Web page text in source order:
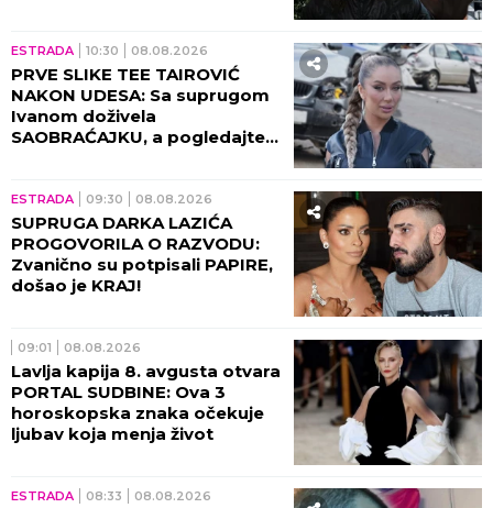
ESTRADA 10:30 08.08.2026
PRVE SLIKE TEE TAIROVIĆ
NAKON UDESA: Sa suprugom
Ivanom doživela
SAOBRAĆAJKU, a pogledajte
ESTRADA 09:30 08.08.2026
SUPRUGA DARKA LAZIĆA
PROGOVORILA O RAZVODU:
Zvanično su potpisali PAPIRE,
došao je KRAJ!
09:01 08.08.2026
Lavlja kapija 8. avgusta otvara
PORTAL SUDBINE: Ova 3
horoskopska znaka očekuje
ljubav koja menja život
ESTRADA 08:33 08.08.2026